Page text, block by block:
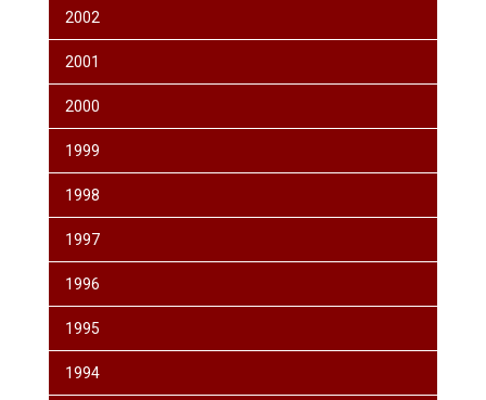
2002
2001
2000
1999
1998
1997
1996
1995
1994